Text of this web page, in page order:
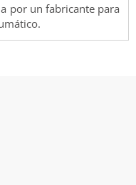
por un fabricante para